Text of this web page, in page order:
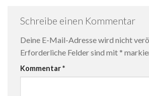
Schreibe einen Kommentar
Deine E-Mail-Adresse wird nicht
Erforderliche Felder sind mit *
Kommentar*